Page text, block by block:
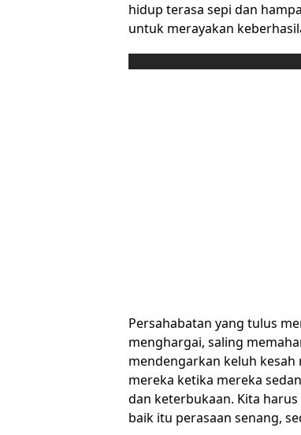
hidup terasa sepi dan
untuk merayakan
Persahabatan yang tulus
menghargai, saling
mendengarkan keluh
mereka ketika mereka
dan keterbukaan. Kita
baik itu perasaan senang,